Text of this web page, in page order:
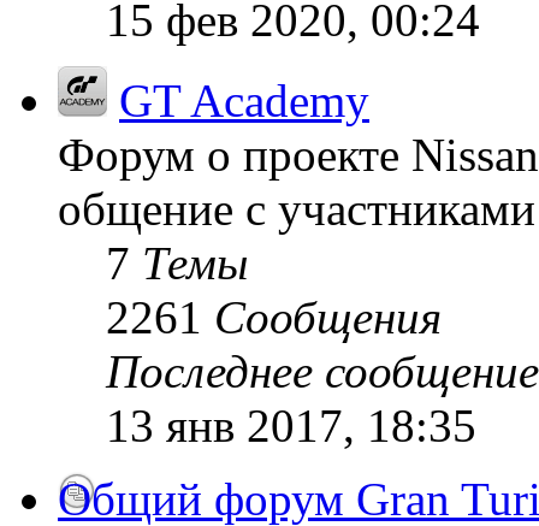
15 фев 2020, 00:24
GT Academy
Форум о проекте
общение с
7 Темы
2261 Сообщения
Последнее сообщение
13 янв 2017, 18:35
Общий форум Gran